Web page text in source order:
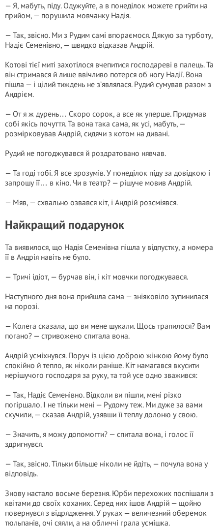
— Я, мабуть, піду. Одужуйте, а в понеділок можете прийти на
прийом, — порушила мовчанку Надія.
— Так, звісно. Ми з Рудим самі впораємося. Дякую за турботу,
Надіє Семенівно, — швидко відказав Андрій.
Котові тієї миті захотілося вчепитися господареві в палець. Та
він стримався й лише ввічливо потерся об ногу Надії. Вона
пішла — і цілий тиждень не з’являлася. Рудий сумував разом з
Андрієм.
— От я ж дурень… Скоро сорок, а все як уперше. Придумав
собі якісь почуття. Та вона така сама, як усі, мабуть, —
розмірковував Андрій, сидячи з котом на дивані.
Рудий не погоджувався й роздратовано нявчав.
— Та годі тобі. Я все зрозумів. У понеділок піду за довідкою і
запрошу її… в кіно. Чи в театр? — рішуче мовив Андрій.
— Мяв, — схвально озвався кіт, і Андрій розсміявся.
Найкращий подарунок
Та виявилося, що Надія Семенівна пішла у відпустку, а номера
її в Андрія навіть не було.
— Тричі ідіот, — бурчав він, і кіт мовчки погоджувався.
Наступного дня вона прийшла сама — зніяковіло зупинилася
на порозі.
— Колега сказала, що ви мене шукали. Щось трапилося? Вам
погано? — стривожено спитала вона.
Андрій усміхнувся. Поруч із цією доброю жінкою йому було
спокійно й тепло, як ніколи раніше. Кіт намагався вкусити
нерішучого господаря за руку, та той усе одно зважився:
— Так, Надіє Семенівно. Відколи ви пішли, мені різко
погіршало. І не тільки мені — Рудому теж. Ми дуже за вами
скучили, — сказав Андрій, узявши її теплу долоню у свою.
— Значить, я можу допомогти? — спитала вона, і голос її
здригнувся.
— Так, звісно. Тільки більше ніколи не йдіть, — почула вона у
відповідь.
Знову настало восьме березня. Юрби перехожих поспішали з
квітами до своїх коханих. Серед них ішов Андрій — щойно
повернувся з відрядження. У руках — величезний оберемок
тюльпанів, очі сяяли, а на обличчі грала усмішка.